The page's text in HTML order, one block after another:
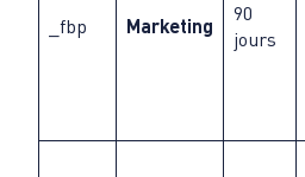
_fbp Marketing
90
jours